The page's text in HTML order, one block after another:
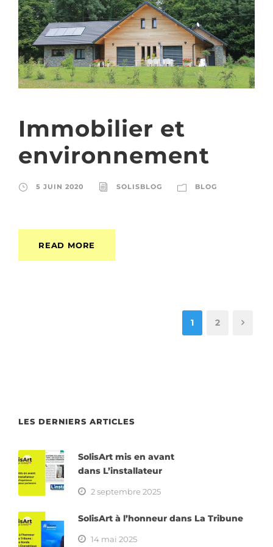
Immobilier et
environnement
5 JUIN 2020 SOLISBLOG BLOG
READ MORE
1 2
LES DERNIERS ARTICLES
SolisArt mis en avant
dans L’installateur
2 septembre 2025
SolisArt à l’honneur dans La Tribune
14 mai 2025